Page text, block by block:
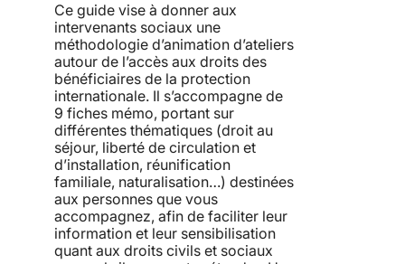
Ce guide vise à donner aux
intervenants sociaux une
méthodologie d’animation d’ateliers
autour de l’accès aux droits des
bénéficiaires de la protection
internationale. Il s’accompagne de
9 fiches mémo, portant sur
différentes thématiques (droit au
séjour, liberté de circulation et
d’installation, réunification
familiale, naturalisation…) destinées
aux personnes que vous
accompagnez, afin de faciliter leur
information et leur sensibilisation
quant aux droits civils et sociaux